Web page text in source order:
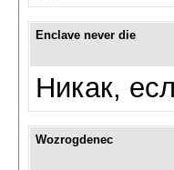
Enclave never die
Никак,
Wozrogdenec